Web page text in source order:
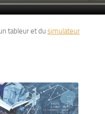
tableur et du simulateur